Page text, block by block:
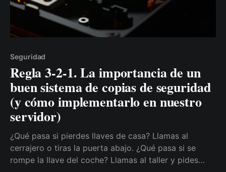
Seguridad
Regla 3-2-1. La importancia de un
buen sistema de copias de seguridad
(y cómo implementarlo en nuestro
servidor)
¿Qué pasa si pierdes llaves de casa? Llamas al
cerrajero o tiras la puerta abajo. ¿Qué pasa si se
rompe la llave del coche? Llamas al taller y pides